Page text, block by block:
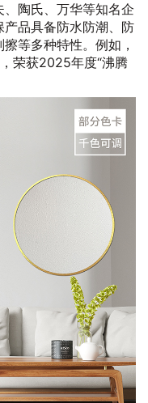
陶氏、万华等知名企
品具备防水防潮、防
等多种特性。例如，
荣获2025年度“沸腾